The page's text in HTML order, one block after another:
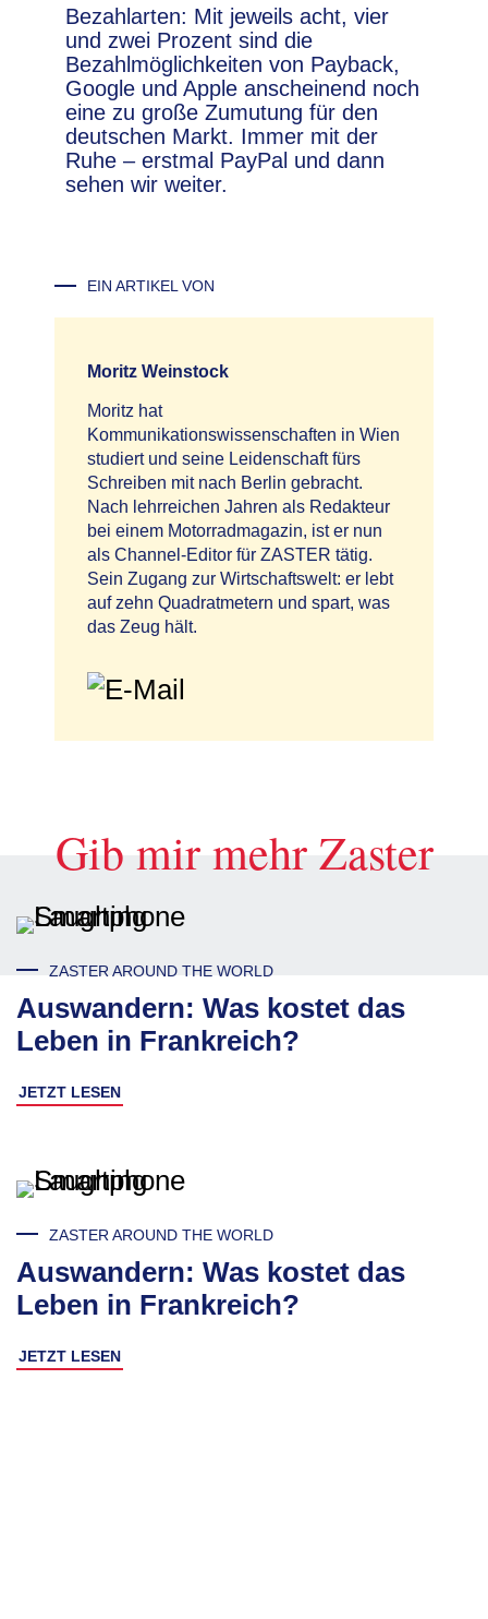
Bezahlarten: Mit jeweils acht, vier
und zwei Prozent sind die
Bezahlmöglichkeiten von Payback,
Google und Apple anscheinend noch
eine zu große Zumutung für den
deutschen Markt. Immer mit der
Ruhe – erstmal PayPal und dann
sehen wir weiter.
EIN ARTIKEL VON
Moritz Weinstock
Moritz hat
Kommunikationswissenschaften in Wien
studiert und seine Leidenschaft fürs
Schreiben mit nach Berlin gebracht.
Nach lehrreichen Jahren als Redakteur
bei einem Motorradmagazin, ist er nun
als Channel-Editor für ZASTER tätig.
Sein Zugang zur Wirtschaftswelt: er lebt
auf zehn Quadratmetern und spart, was
das Zeug hält.
Gib mir mehr Zaster
ZASTER AROUND THE WORLD
Auswandern: Was kostet das
Leben in Frankreich?
JETZT LESEN
ZASTER AROUND THE WORLD
Auswandern: Was kostet das
Leben in Frankreich?
JETZT LESEN